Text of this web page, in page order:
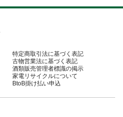
特定商取引法に基づく表記
古物営業法に基づく表記
酒類販売管理者標識の掲示
家電リサイクルについて
BtoB掛け払い申込